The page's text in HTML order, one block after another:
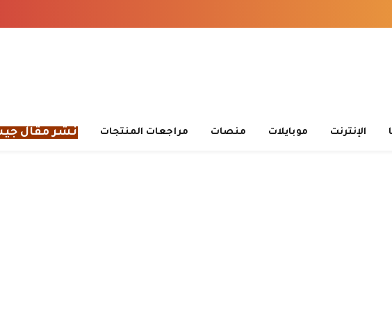
الإنترنت موبايلات منصات مراجعات المنتجات نشر مقال